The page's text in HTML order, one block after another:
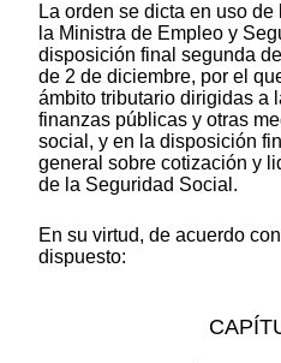
La orden se dicta en uso
la Ministra de Empleo y
disposición final segunda
de 2 de diciembre, por el
ámbito tributario dirigidas a
finanzas públicas y otras
social, y en la disposición
general sobre cotización y
de la Seguridad Social.
En su virtud, de acuerdo
dispuesto: